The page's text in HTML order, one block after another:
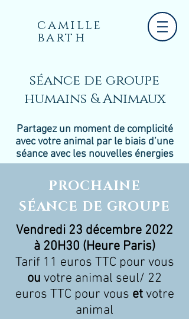
camille
barth
séance de groupe
humains & Animaux
Partagez un moment de complicité
avec votre animal par le biais d’une
séance avec les nouvelles énergies
PROCHAINE
SÉANCE DE GROUPE
Vendredi 23 décembre 2022
à 20H30 (Heure Paris)
Tarif 11 euros TTC pour vous
ou votre animal seul/ 22
euros TTC pour vous etvotre
animal